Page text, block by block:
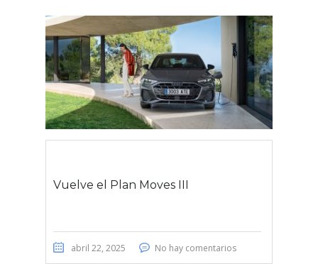
Vuelve el Plan Moves III
abril 22, 2025 No hay comentarios